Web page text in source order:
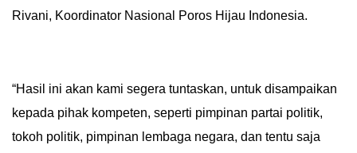
Rivani, Koordinator Nasional Poros Hijau Indonesia.
“Hasil ini akan kami segera tuntaskan, untuk disampaikan
kepada pihak kompeten, seperti pimpinan partai politik,
tokoh politik, pimpinan lembaga negara, dan tentu saja